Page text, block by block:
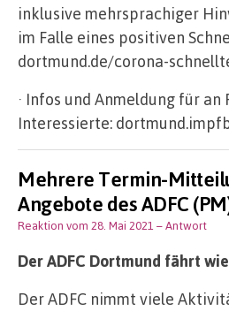
inklusive mehrsprachiger
im Falle eines positiven
dortmund.de/corona-
· Infos und Anmeldung für
Interessierte:
Mehrere Termin-
Angebote des ADFC
Reaktion vom 28. Mai 2021 – Antwort
Der ADFC Dortmund fährt
Der ADFC nimmt viele